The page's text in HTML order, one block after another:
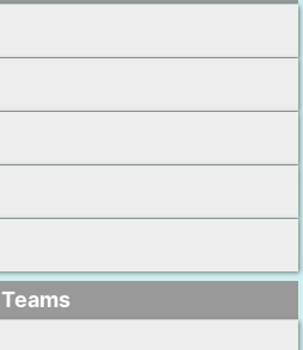
Teams